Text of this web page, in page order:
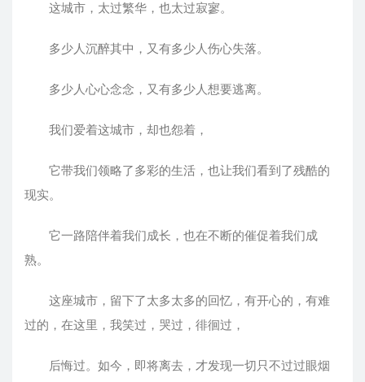
这城市，太过繁华，也太过寂寥。
多少人沉醉其中，又有多少人伤心失落。
多少人心心念念，又有多少人想要逃离。
我们爱着这城市，却也怨着，
它带我们领略了多彩的生活，也让我们看到了残酷的
现实。
它一路陪伴着我们成长，也在不断的催促着我们成
熟。
这座城市，留下了太多太多的回忆，有开心的，有难
过的，在这里，我笑过，哭过，徘徊过，
后悔过。如今，即将离去，才发现一切只不过过眼烟